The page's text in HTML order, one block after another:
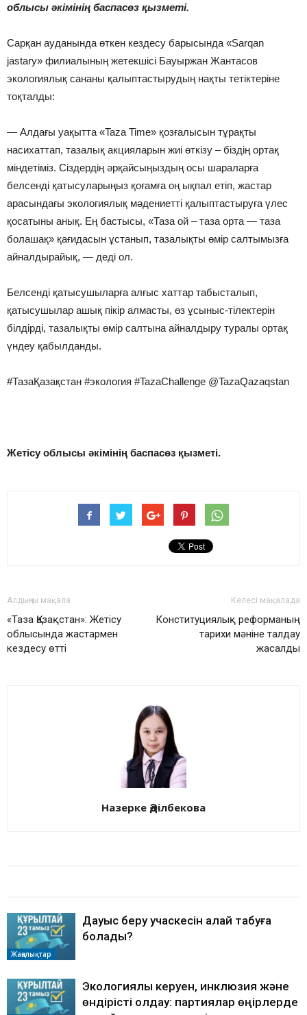
облысы әкімінің баспасөз қызметі.
Сарқан ауданында өткен кездесу барысында «Sarqan
jastary» филиалының жетекшісі Бауыржан Жантасов
экологиялық сананы қалыптастырудың нақты тетіктеріне
тоқталды:
— Алдағы уақытта «Taza Time» қозғалысын тұрақты
насихаттап, тазалық акцияларын жиі өткізу – біздің ортақ
міндетіміз. Сіздердің әрқайсыңыздың осы шараларға
белсенді қатысуларыңыз қоғамға оң ықпал етіп, жастар
арасындағы экологиялық мәдениетті қалыптастыруға үлес
қосатыны анық. Ең бастысы, «Таза ой – таза орта — таза
болашақ» қағидасын ұстанып, тазалықты өмір салтымызға
айналдырайық, — деді ол.
Белсенді қатысушыларға алғыс хаттар табысталып,
қатысушылар ашық пікір алмасты, өз ұсыныс-тілектерін
білдірді, тазалықты өмір салтына айналдыру туралы ортақ
үндеу қабылданды.
#ТазаҚазақстан #экология #TazaChallenge @TazaQazaqstan
Жетісу облысы әкімінің баспасөз қызметі.
Алдыңғы мақала
«Таза Қазақстан»: Жетісу
облысында жастармен
кездесу өтті
Келесі мақалада
Конституциялық реформаның
тарихи мәніне талдау
жасалды
Назерке Әділбекова
Жаңалықтар
Дауыс беру учаскесін қалай табуға
болады?
Экологиялық керуен, инклюзия және
өндірісті қолдау: партиялар өңірлерде